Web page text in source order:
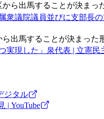
ら出馬することが決まっ
議院議員並びに支部長
出馬することが決まった
実現した」泉代表 | 立憲民
ジタル
| YouTube